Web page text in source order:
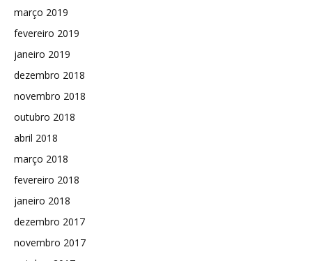
março 2019
fevereiro 2019
janeiro 2019
dezembro 2018
novembro 2018
outubro 2018
abril 2018
março 2018
fevereiro 2018
janeiro 2018
dezembro 2017
novembro 2017